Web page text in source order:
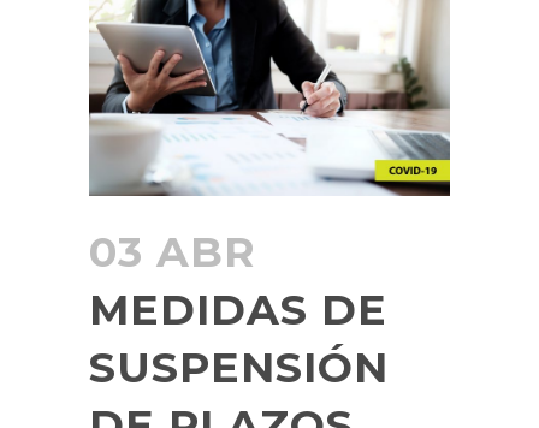
03 ABR
MEDIDAS DE
SUSPENSIÓN